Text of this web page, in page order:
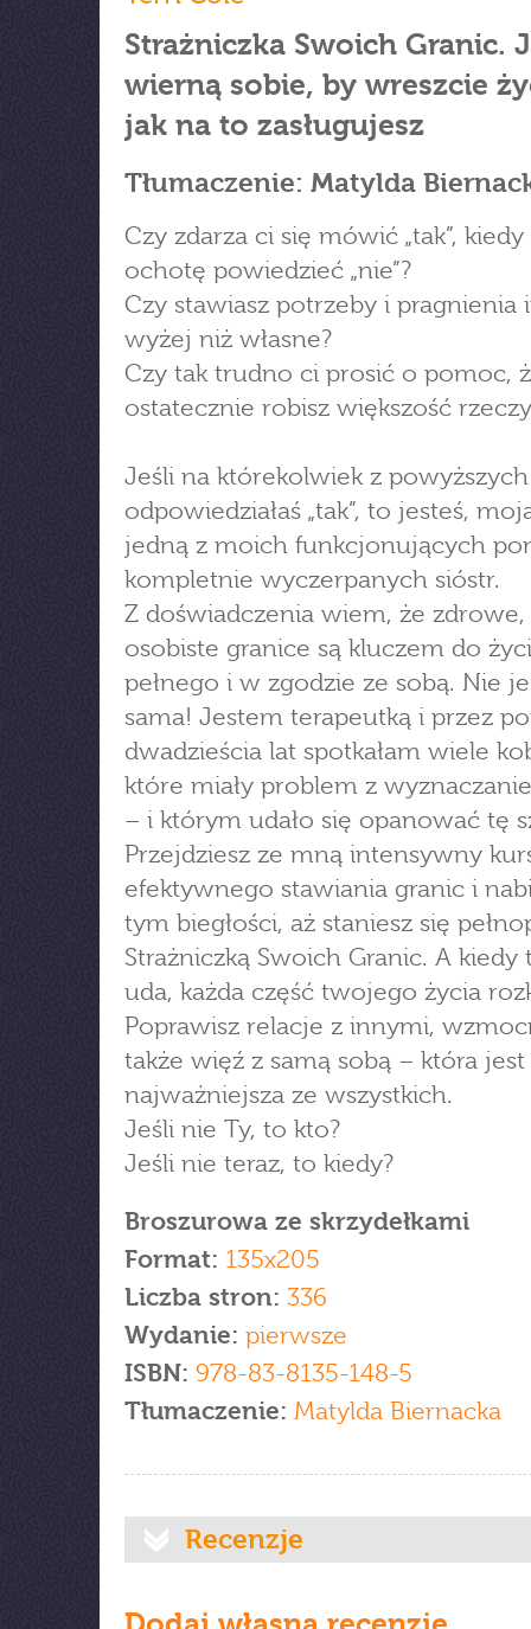
Strażniczka Swoich Granic.
wierną sobie, by wreszcie
jak na to zasługujesz
Tłumaczenie: Matylda
Czy zdarza ci się mówić „tak”, kiedy
ochotę powiedzieć „nie”?
Czy stawiasz potrzeby i pragnienia
wyżej niż własne?
Czy tak trudno ci prosić o pomoc,
ostatecznie robisz większość
Jeśli na którekolwiek z
odpowiedziałaś „tak”, to jesteś,
jedną z moich funkcjonujących
kompletnie wyczerpanych sióstr.
Z doświadczenia wiem, że
osobiste granice są kluczem do
pełnego i w zgodzie ze sobą. Nie
sama! Jestem terapeutką i przez
dwadzieścia lat spotkałam wiele
które miały problem z
– i którym udało się opanować tę
Przejdziesz ze mną intensywny
efektywnego stawiania granic i
tym biegłości, aż staniesz się
Strażniczką Swoich Granic. A kiedy
uda, każda część twojego życia
Poprawisz relacje z innymi,
także więź z samą sobą – która jest
najważniejsza ze wszystkich.
Jeśli nie Ty, to kto?
Jeśli nie teraz, to kiedy?
Broszurowa ze skrzydełkami
Format: 135x205
Liczba stron: 336
Wydanie: pierwsze
ISBN: 978-83-8135-148-5
Tłumaczenie: Matylda Biernacka
Recenzje